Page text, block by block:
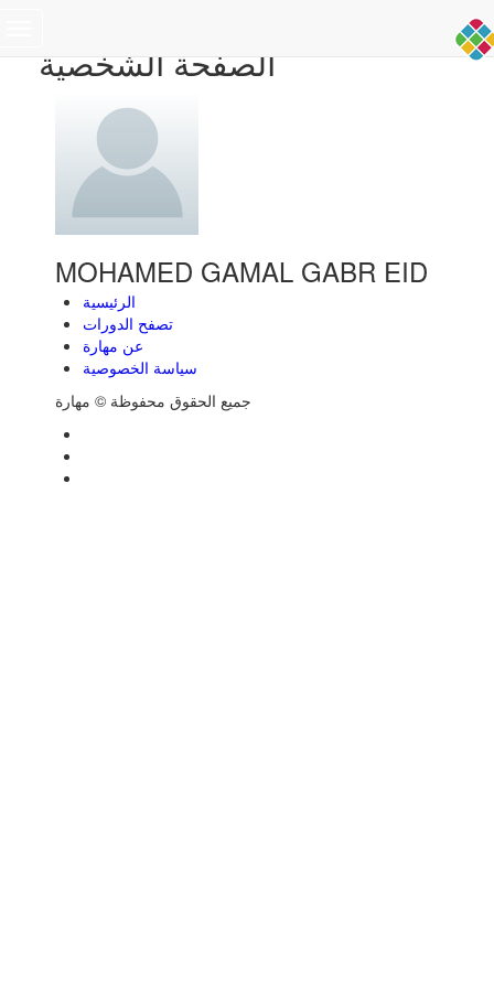
navigation
الصفحة الشخصية
MOHAMED GAMAL GABR EID
الرئيسية
تصفح الدورات
عن مهارة
سياسة الخصوصية
جميع الحقوق محفوظة © مهارة